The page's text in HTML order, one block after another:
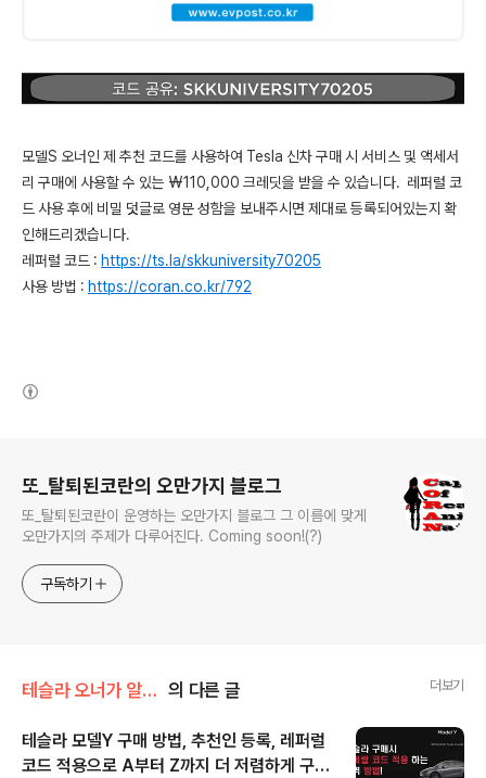
모델S 오너인 제 추천 코드를 사용하여 Tesla 신차 구매 시 서비스 및 액세서
리 구매에 사용할 수 있는 ₩110,000 크레딧을 받을 수 있습니다. 레퍼럴 코
드 사용 후에 비밀 덧글로 영문 성함을 보내주시면 제대로 등록되어있는지 확
인해드리겠습니다.
레퍼럴 코드 : https://ts.la/skkuniversity70205
사용 방법 : https://coran.co.kr/792
또_탈퇴된코란의 오만가지 블로그
또_탈퇴된코란이 운영하는 오만가지 블로그 그 이름에 맞게
오만가지의 주제가 다루어진다. Coming soon!(?)
구독하기
테슬라 오너가 알려주는 시리즈 의 다른 글 더보기
테슬라 모델Y 구매 방법, 추천인 등록, 레퍼럴
코드 적용으로 A부터 Z까지 더 저렴하게 구입